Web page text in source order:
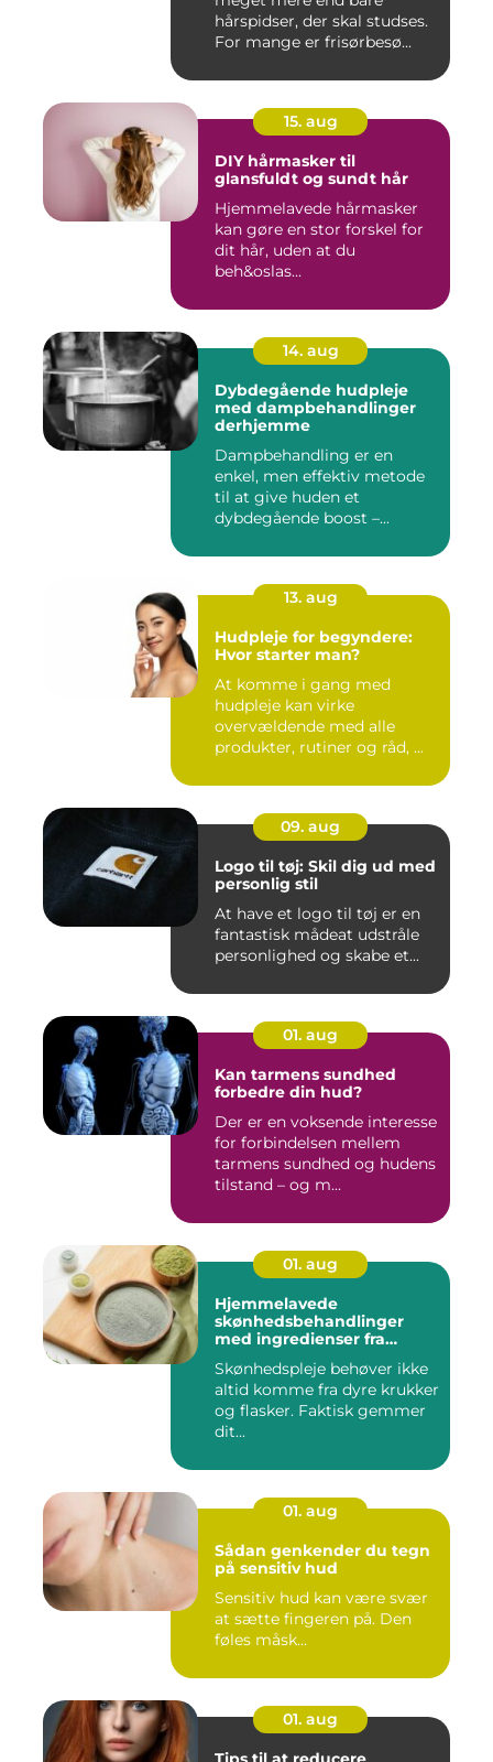
hårspidser, der skal studses.
For mange er frisørbesø...
15. aug
DIY hårmasker til
glansfuldt og sundt hår
Hjemmelavede hårmasker
kan gøre en stor forskel for
dit hår, uden at du
beh&oslas...
14. aug
Dybdegående hudpleje
med dampbehandlinger
derhjemme
Dampbehandling er en
enkel, men effektiv metode
til at give huden et
dybdegående boost –...
13. aug
Hudpleje for begyndere:
Hvor starter man?
At komme i gang med
hudpleje kan virke
overvældende med alle
produkter, rutiner og råd, ...
09. aug
Logo til tøj: Skil dig ud med
personlig stil
At have et logo til tøj er en
fantastisk mådeat udstråle
personlighed og skabe et...
01. aug
Kan tarmens sundhed
forbedre din hud?
Der er en voksende interesse
for forbindelsen mellem
tarmens sundhed og hudens
tilstand – og m...
01. aug
Hjemmelavede
skønhedsbehandlinger
med ingredienser fra
Skønhedspleje behøver ikke
altid komme fra dyre krukker
og flasker. Faktisk gemmer
dit...
01. aug
Sådan genkender du tegn
på sensitiv hud
Sensitiv hud kan være svær
at sætte fingeren på. Den
føles måsk...
01. aug